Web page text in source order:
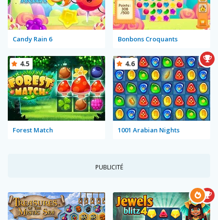
Candy Rain 6 Bonbons Croquants
Forest Match
4.5
1001 Arabian Nights
4.6
PUBLICITÉ